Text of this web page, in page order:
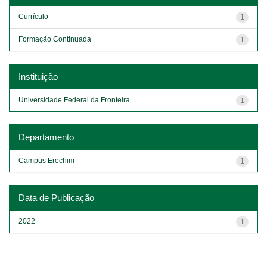
1
Currículo
1
Formação Continuada
Instituição
1
Universidade Federal da Fronteira...
Departamento
1
Campus Erechim
Data de Publicação
1
2022